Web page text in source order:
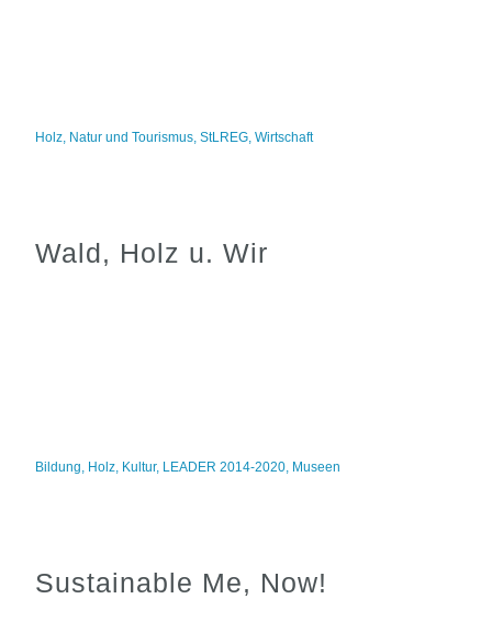
Holz, Natur und Tourismus,StLREG,Wirtschaft
Wald, Holz u. Wir
Bildung, Holz, Kultur, LEADER 2014-2020, Museen
Sustainable Me, Now!